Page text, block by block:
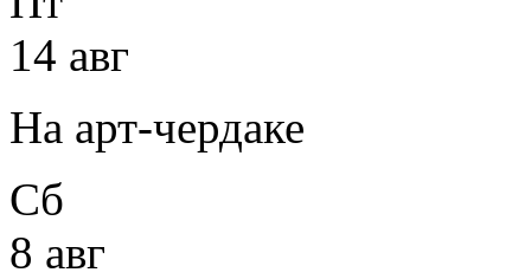
14 авг
На арт-чердаке
Сб
8 авг